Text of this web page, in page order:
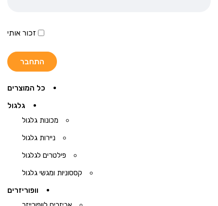
זכור אותי
כל המוצרים
גלגול
מכונות גלגול
ניירות גלגול
פילטרים לגלגול
קססוניות ומגשי גלגול
וופוריזרים